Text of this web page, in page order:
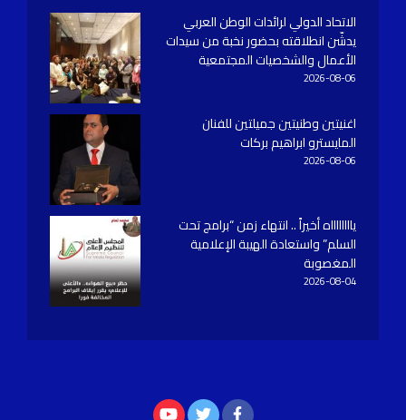
الاتحاد الدولي لرائدات الوطن العربي
يدشّن انطلاقته بحضور نخبة من سيدات
الأعمال والشخصيات المجتمعية
2026-08-06
اغنيتين وطنيتين جميلتين للفنان
المايسترو ابراهيم بركات
2026-08-06
يااااااااه أخيراً .. انتهاء زمن “برامج تحت
السلم” واستعادة الهيبة الإعلامية
المغصوبة
2026-08-04